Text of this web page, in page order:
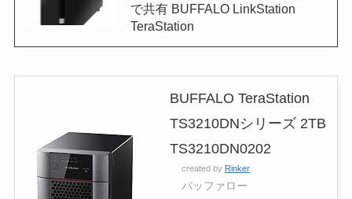
で共有 BUFFALO LinkStation
TeraStation
BUFFALO TeraStation
TS3210DNシリーズ 2TB
TS3210DN0202
created by Rinker
バッファロー